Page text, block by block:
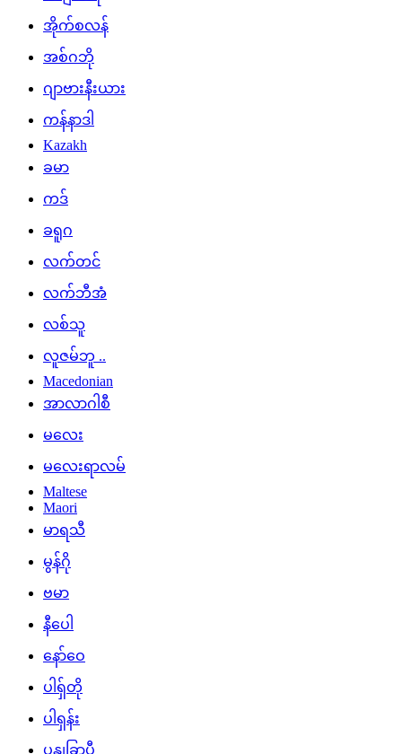
အိုက်စလန်
အစ်ဂဘို
ဂျာဗားနီးယား
ကန်နာဒါ
Kazakh
ခမာ
ကဒ်
ခရူဂ
လက်တင်
လက်ဘီအံ
လစ်သူ
လူဇမ်ဘူ ..
Macedonian
အာလာဂါစီ
မလေး
မလေးရာလမ်
Maltese
Maori
မာရသီ
မွန်ဂို
ဗမာ
နီပေါ
နော်ဝေ
ပါရှ်တို
ပါရှန်း
ပနျခြာပီ